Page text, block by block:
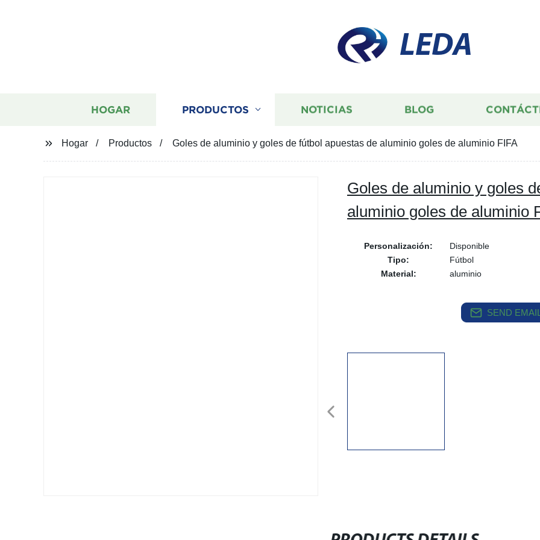
LEDA
HOGAR PRODUCTOS NOTICIAS BLOG
Hogar Productos Goles de aluminio y goles de fútbol apuestas de aluminio goles de aluminio FIFA
Goles de aluminio y goles
aluminio goles de aluminio
Personalización:
Disponible
Tipo:
Fútbol
Material:
aluminio
SEND